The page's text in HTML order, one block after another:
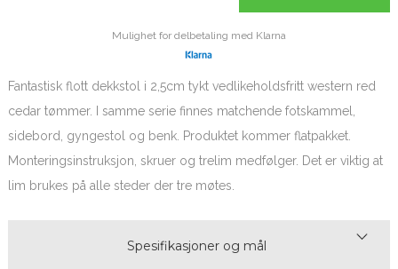
Mulighet for delbetaling med Klarna
Fantastisk flott dekkstol i 2,5cm tykt vedlikeholdsfritt western red
cedar tømmer. I samme serie finnes matchende fotskammel,
sidebord, gyngestol og benk. Produktet kommer flatpakket.
Monteringsinstruksjon, skruer og trelim medfølger. Det er viktig at
lim brukes på alle steder der tre møtes.
Spesifikasjoner og mål